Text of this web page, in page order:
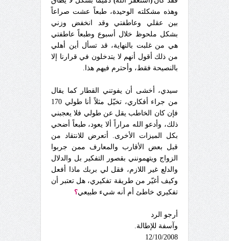
وهذه مشكلته الوحيدة، طبعاً عشت صراعاً
بين عقلي وعاطفتي وقد انخفض وزني
بشكل ملحوظ خلال أسبوع وطبعاً عاطفتي
هي من غلبت بالنهاية، قد تسأل أين أهلي
من ذلك أقول أنهم لا يتدخلون في قرارنا إلا
بالنصيحة فقط، وأحترم فيهم هذا.
سيدي، أخشى أن يفوتني القطار كما يقال
من جراء أفكاري، تخيّل مثلاً أنا طولي 170
فإن كان الخاطب يقل عن طولي فلا يعجبني
ذلك، وأدعو الله مراراً ألا يعود، طبعاً أضحي
بكل الميزات الأخرى. أتعرض للانتقاد من
قبل بعض الأقارب والمعارف ممن جربوا
الزواج ويتهمونني بقصور التفكير بل والدلال
والدلع غير اللازم، فقل لي بربك ماذا أفعل
وكيف أغيّر من طريقة تفكيري، هل تعتبر أن
تفكيري خاطئ أم أنه شيء طبيعي؟
أرجو الرد
وآسفة للإطالة.
12/10/2008